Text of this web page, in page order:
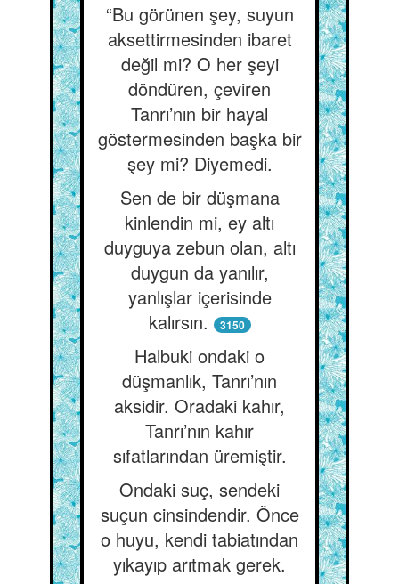
“Bu görünen şey, suyun
aksettirmesinden ibaret
değil mi? O her şeyi
döndüren, çeviren
Tanrı’nın bir hayal
göstermesinden başka bir
şey mi? Diyemedi.
Sen de bir düşmana
kinlendin mi, ey altı
duyguya zebun olan, altı
duygun da yanılır,
yanlışlar içerisinde
kalırsın.
3150
Halbuki ondaki o
düşmanlık, Tanrı’nın
aksidir. Oradaki kahır,
Tanrı’nın kahır
sıfatlarından üremiştir.
Ondaki suç, sendeki
suçun cinsindendir. Önce
o huyu, kendi tabiatından
yıkayıp arıtmak gerek.